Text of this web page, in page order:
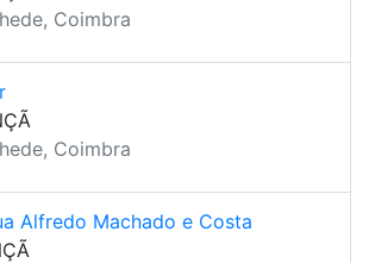
Coimbra
Coimbra
Alfredo Machado e Costa